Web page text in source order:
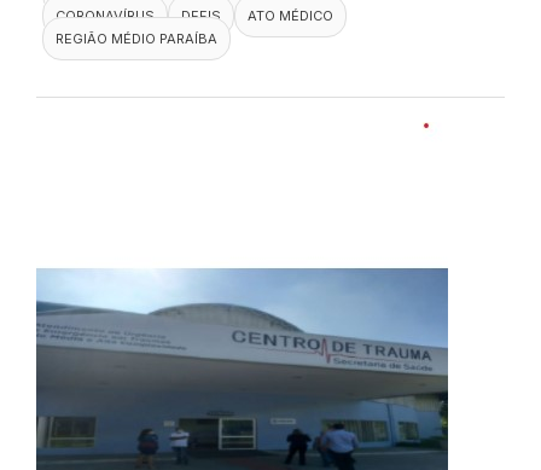
CORONAVÍRUS
DEFIS
ATO MÉDICO
REGIÃO MÉDIO PARAÍBA